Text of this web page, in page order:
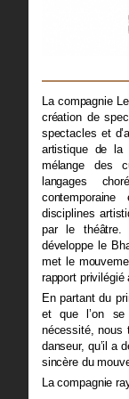
La compagnie
création de
spectacles et
artistique de
mélange des
langages
disciplines
par le théâtre.
développe le
met le
rapport privilégié
En partant du
et que l’on se
nécessité, nous
danseur, qu’il a
sincère du
La compagnie